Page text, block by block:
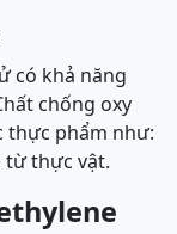
có khả năng
chống oxy
thực phẩm như:
từ thực vật.